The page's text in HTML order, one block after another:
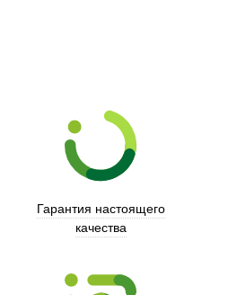
Гарантия настоящего
качества